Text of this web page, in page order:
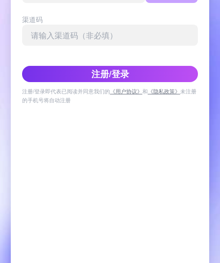
渠道码
注册/登录
注册/登录即代表已阅读并同意我们的 《用户协议》 和 《隐私政策》 未注册
的手机号将自动注册